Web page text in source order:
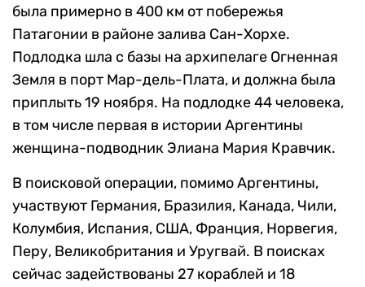
была примерно в 400 км от побережья
Патагонии в районе залива Сан-Хорхе.
Подлодка шла с базы на архипелаге Огненная
Земля в порт Мар-дель-Плата, и должна была
приплыть 19 ноября. На подлодке 44 человека,
в том числе первая в истории Аргентины
женщина-подводник Элиана Мария Кравчик.
В поисковой операции, помимо Аргентины,
участвуют Германия, Бразилия, Канада, Чили,
Колумбия, Испания, США, Франция, Норвегия,
Перу, Великобритания и Уругвай. В поисках
сейчас задействованы 27 кораблей и 18